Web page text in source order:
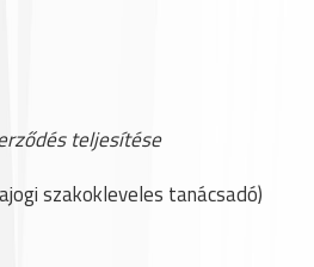
teljesítése
szakokleveles tanácsadó)